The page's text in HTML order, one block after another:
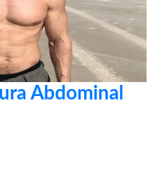
Abdominal